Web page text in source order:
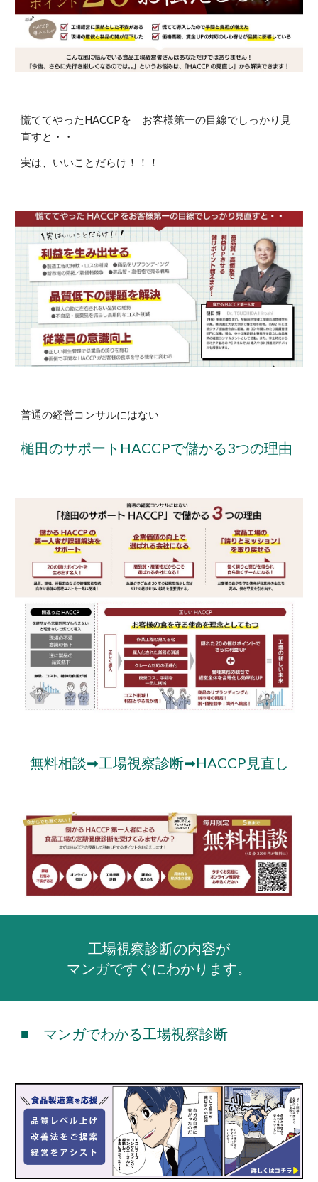
慌ててやったHACCPを お客様第一の目線でしっかり見
直すと・・
実は、いいことだらけ！！！
普通の経営コンサルにはない
槌田のサポートHACCPで儲かる3つの理由
無料相談➡工場視察診断➡HACCP見直し
工場視察診断の内容が
マンガですぐにわかります。
■ マンガでわかる工場視察診断